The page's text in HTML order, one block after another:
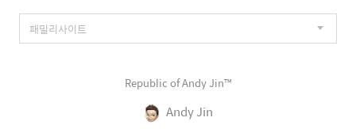
Republic of Andy Jin™
Andy Jin